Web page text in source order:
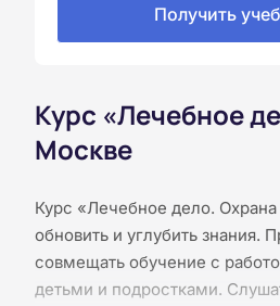
Получить
Курс «Лечебное
Москве
Курс «Лечебное дело.
обновить и углубить знания.
совмещать обучение с
детьми и подростками.